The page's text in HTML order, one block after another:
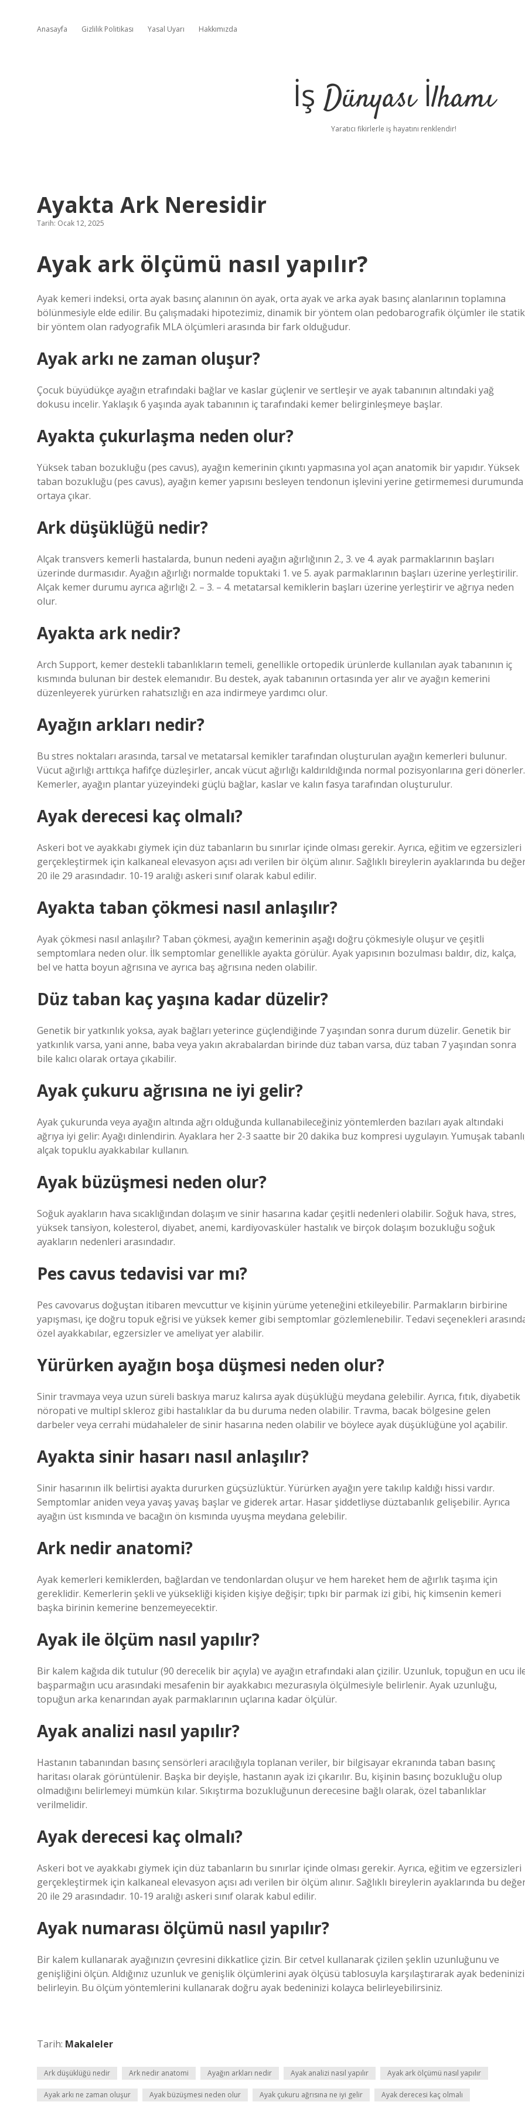
Anasayfa Gizlilik Politikası Yasal Uyarı Hakkımızda
İş Dünyası İlhamı
Yaratıcı fikirlerle iş hayatını renklendir!
Ayakta Ark Neresidir
Tarih: Ocak 12, 2025
Ayak ark ölçümü nasıl yapılır?
Ayak kemeri indeksi, orta ayak basınç alanının ön ayak, orta ayak ve arka ayak basınç alanlarının toplamına
bölünmesiyle elde edilir. Bu çalışmadaki hipotezimiz, dinamik bir yöntem olan pedobarografik ölçümler ile statik
bir yöntem olan radyografik MLA ölçümleri arasında bir fark olduğudur.
Ayak arkı ne zaman oluşur?
Çocuk büyüdükçe ayağın etrafındaki bağlar ve kaslar güçlenir ve sertleşir ve ayak tabanının altındaki yağ
dokusu incelir. Yaklaşık 6 yaşında ayak tabanının iç tarafındaki kemer belirginleşmeye başlar.
Ayakta çukurlaşma neden olur?
Yüksek taban bozukluğu (pes cavus), ayağın kemerinin çıkıntı yapmasına yol açan anatomik bir yapıdır. Yüksek
taban bozukluğu (pes cavus), ayağın kemer yapısını besleyen tendonun işlevini yerine getirmemesi durumunda
ortaya çıkar.
Ark düşüklüğü nedir?
Alçak transvers kemerli hastalarda, bunun nedeni ayağın ağırlığının 2., 3. ve 4. ayak parmaklarının başları
üzerinde durmasıdır. Ayağın ağırlığı normalde topuktaki 1. ve 5. ayak parmaklarının başları üzerine yerleştirilir.
Alçak kemer durumu ayrıca ağırlığı 2. – 3. – 4. metatarsal kemiklerin başları üzerine yerleştirir ve ağrıya neden
olur.
Ayakta ark nedir?
Arch Support, kemer destekli tabanlıkların temeli, genellikle ortopedik ürünlerde kullanılan ayak tabanının iç
kısmında bulunan bir destek elemanıdır. Bu destek, ayak tabanının ortasında yer alır ve ayağın kemerini
düzenleyerek yürürken rahatsızlığı en aza indirmeye yardımcı olur.
Ayağın arkları nedir?
Bu stres noktaları arasında, tarsal ve metatarsal kemikler tarafından oluşturulan ayağın kemerleri bulunur.
Vücut ağırlığı arttıkça hafifçe düzleşirler, ancak vücut ağırlığı kaldırıldığında normal pozisyonlarına geri dönerler.
Kemerler, ayağın plantar yüzeyindeki güçlü bağlar, kaslar ve kalın fasya tarafından oluşturulur.
Ayak derecesi kaç olmalı?
Askeri bot ve ayakkabı giymek için düz tabanların bu sınırlar içinde olması gerekir. Ayrıca, eğitim ve egzersizleri
gerçekleştirmek için kalkaneal elevasyon açısı adı verilen bir ölçüm alınır. Sağlıklı bireylerin ayaklarında bu
20 ile 29 arasındadır. 10-19 aralığı askeri sınıf olarak kabul edilir.
Ayakta taban çökmesi nasıl anlaşılır?
Ayak çökmesi nasıl anlaşılır? Taban çökmesi, ayağın kemerinin aşağı doğru çökmesiyle oluşur ve çeşitli
semptomlara neden olur. İlk semptomlar genellikle ayakta görülür. Ayak yapısının bozulması baldır, diz, kalça,
bel ve hatta boyun ağrısına ve ayrıca baş ağrısına neden olabilir.
Düz taban kaç yaşına kadar düzelir?
Genetik bir yatkınlık yoksa, ayak bağları yeterince güçlendiğinde 7 yaşından sonra durum düzelir. Genetik bir
yatkınlık varsa, yani anne, baba veya yakın akrabalardan birinde düz taban varsa, düz taban 7 yaşından sonra
bile kalıcı olarak ortaya çıkabilir.
Ayak çukuru ağrısına ne iyi gelir?
Ayak çukurunda veya ayağın altında ağrı olduğunda kullanabileceğiniz yöntemlerden bazıları ayak altındaki
ağrıya iyi gelir: Ayağı dinlendirin. Ayaklara her 2-3 saatte bir 20 dakika buz kompresi uygulayın. Yumuşak
alçak topuklu ayakkabılar kullanın.
Ayak büzüşmesi neden olur?
Soğuk ayakların hava sıcaklığından dolaşım ve sinir hasarına kadar çeşitli nedenleri olabilir. Soğuk hava, stres,
yüksek tansiyon, kolesterol, diyabet, anemi, kardiyovasküler hastalık ve birçok dolaşım bozukluğu soğuk
ayakların nedenleri arasındadır.
Pes cavus tedavisi var mı?
Pes cavovarus doğuştan itibaren mevcuttur ve kişinin yürüme yeteneğini etkileyebilir. Parmakların birbirine
yapışması, içe doğru topuk eğrisi ve yüksek kemer gibi semptomlar gözlemlenebilir. Tedavi seçenekleri
özel ayakkabılar, egzersizler ve ameliyat yer alabilir.
Yürürken ayağın boşa düşmesi neden olur?
Sinir travmaya veya uzun süreli baskıya maruz kalırsa ayak düşüklüğü meydana gelebilir. Ayrıca, fıtık, diyabetik
nöropati ve multipl skleroz gibi hastalıklar da bu duruma neden olabilir. Travma, bacak bölgesine gelen
darbeler veya cerrahi müdahaleler de sinir hasarına neden olabilir ve böylece ayak düşüklüğüne yol açabilir.
Ayakta sinir hasarı nasıl anlaşılır?
Sinir hasarının ilk belirtisi ayakta dururken güçsüzlüktür. Yürürken ayağın yere takılıp kaldığı hissi vardır.
Semptomlar aniden veya yavaş yavaş başlar ve giderek artar. Hasar şiddetliyse düztabanlık gelişebilir. Ayrıca
ayağın üst kısmında ve bacağın ön kısmında uyuşma meydana gelebilir.
Ark nedir anatomi?
Ayak kemerleri kemiklerden, bağlardan ve tendonlardan oluşur ve hem hareket hem de ağırlık taşıma için
gereklidir. Kemerlerin şekli ve yüksekliği kişiden kişiye değişir; tıpkı bir parmak izi gibi, hiç kimsenin kemeri
başka birinin kemerine benzemeyecektir.
Ayak ile ölçüm nasıl yapılır?
Bir kalem kağıda dik tutulur (90 derecelik bir açıyla) ve ayağın etrafındaki alan çizilir. Uzunluk, topuğun en ucu
başparmağın ucu arasındaki mesafenin bir ayakkabıcı mezurasıyla ölçülmesiyle belirlenir. Ayak uzunluğu,
topuğun arka kenarından ayak parmaklarının uçlarına kadar ölçülür.
Ayak analizi nasıl yapılır?
Hastanın tabanından basınç sensörleri aracılığıyla toplanan veriler, bir bilgisayar ekranında taban basınç
haritası olarak görüntülenir. Başka bir deyişle, hastanın ayak izi çıkarılır. Bu, kişinin basınç bozukluğu olup
olmadığını belirlemeyi mümkün kılar. Sıkıştırma bozukluğunun derecesine bağlı olarak, özel tabanlıklar
verilmelidir.
Ayak derecesi kaç olmalı?
Askeri bot ve ayakkabı giymek için düz tabanların bu sınırlar içinde olması gerekir. Ayrıca, eğitim ve egzersizleri
gerçekleştirmek için kalkaneal elevasyon açısı adı verilen bir ölçüm alınır. Sağlıklı bireylerin ayaklarında bu
20 ile 29 arasındadır. 10-19 aralığı askeri sınıf olarak kabul edilir.
Ayak numarası ölçümü nasıl yapılır?
Bir kalem kullanarak ayağınızın çevresini dikkatlice çizin. Bir cetvel kullanarak çizilen şeklin uzunluğunu ve
genişliğini ölçün. Aldığınız uzunluk ve genişlik ölçümlerini ayak ölçüsü tablosuyla karşılaştırarak ayak bedeninizi
belirleyin. Bu ölçüm yöntemlerini kullanarak doğru ayak bedeninizi kolayca belirleyebilirsiniz.
Tarih: Makaleler
Ark düşüklüğü nedir Ark nedir anatomi Ayağın arkları nedir Ayak analizi nasıl yapılır Ayak ark ölçümü nasıl yapılır
Ayak arkı ne zaman oluşur Ayak büzüşmesi neden olur Ayak çukuru ağrısına ne iyi gelir Ayak derecesi kaç olmalı